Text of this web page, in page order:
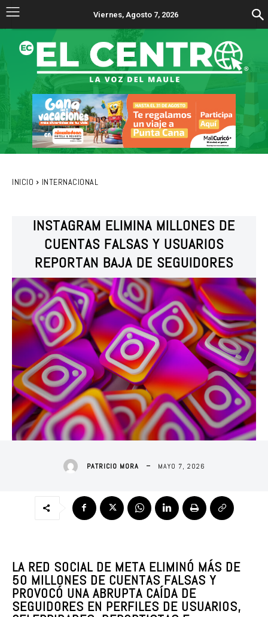
Viernes, Agosto 7, 2026
INICIO INTERNACIONAL
INSTAGRAM ELIMINA MILLONES DE
CUENTAS FALSAS Y USUARIOS
REPORTAN BAJA DE SEGUIDORES
PATRICIO MORA MAYO 7, 2026
LA RED SOCIAL DE META ELIMINÓ MÁS DE
50 MILLONES DE CUENTAS FALSAS Y
PROVOCÓ UNA ABRUPTA CAÍDA DE
SEGUIDORES EN PERFILES DE USUARIOS,